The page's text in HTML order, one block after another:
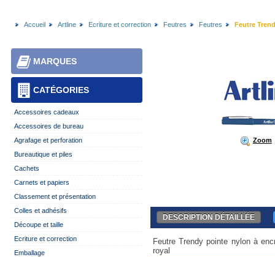
Accueil Artline Ecriture et correction Feutres Feutres Feutre
CATÉGORIES
MARQUES
Accessoires cadeaux
Accessoires de bureau
Agrafage et perforation
Bureautique et piles
Cachets
Carnets et papiers
Classement et présentation
Colles et adhésifs
Découpe et taille
Ecriture et correction
Emballage
Zoom
DESCRIPTION DÉTAILLÉE
Feutre Trendy pointe nylon à
royal